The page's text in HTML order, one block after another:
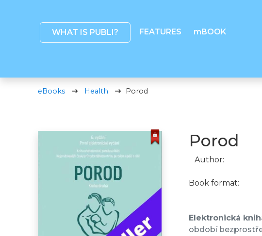
WHAT IS PUBLI? FEATURES mBOOK
eBooks Health Porod
Porod
Author:
Book format:
Elektronická
období